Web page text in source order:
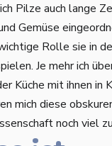
Pilze auch lange
Gemüse
Rolle sie in
Je mehr ich
Küche mit ihnen in
mich diese
noch viel